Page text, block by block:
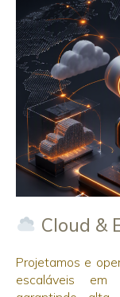
Cloud &
Projetamos e
escaláveis em